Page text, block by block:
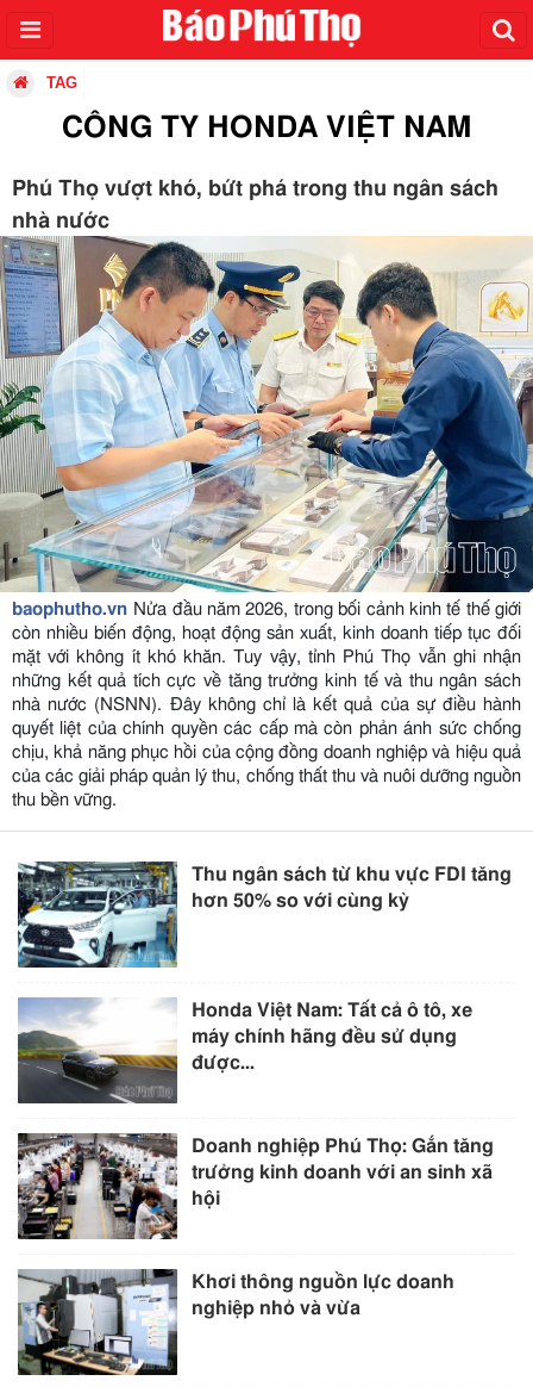
TAG
CÔNG TY HONDA VIỆT NAM
Phú Thọ vượt khó, bứt phá trong thu ngân sách
nhà nước
baophutho.vn Nửa đầu năm 2026, trong bối cảnh kinh tế thế giới
còn nhiều biến động, hoạt động sản xuất, kinh doanh tiếp tục đối
mặt với không ít khó khăn. Tuy vậy, tỉnh Phú Thọ vẫn ghi nhận
những kết quả tích cực về tăng trưởng kinh tế và thu ngân sách
nhà nước (NSNN). Đây không chỉ là kết quả của sự điều hành
quyết liệt của chính quyền các cấp mà còn phản ánh sức chống
chịu, khả năng phục hồi của cộng đồng doanh nghiệp và hiệu quả
của các giải pháp quản lý thu, chống thất thu và nuôi dưỡng nguồn
thu bền vững.
Thu ngân sách từ khu vực FDI tăng
hơn 50% so với cùng kỳ
Honda Việt Nam: Tất cả ô tô, xe
máy chính hãng đều sử dụng
được...
Doanh nghiệp Phú Thọ: Gắn tăng
trưởng kinh doanh với an sinh xã
hội
Khơi thông nguồn lực doanh
nghiệp nhỏ và vừa